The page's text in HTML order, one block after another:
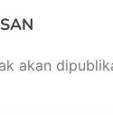
akan